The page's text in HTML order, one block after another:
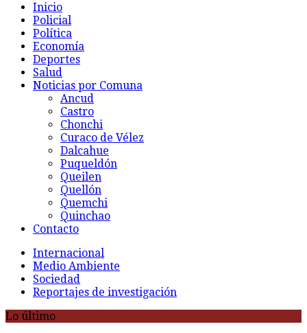
Inicio
Policial
Política
Economía
Deportes
Salud
Noticias por Comuna
Ancud
Castro
Chonchi
Curaco de Vélez
Dalcahue
Puqueldón
Queilen
Quellón
Quemchi
Quinchao
Contacto
Internacional
Medio Ambiente
Sociedad
Reportajes de investigación
Lo último